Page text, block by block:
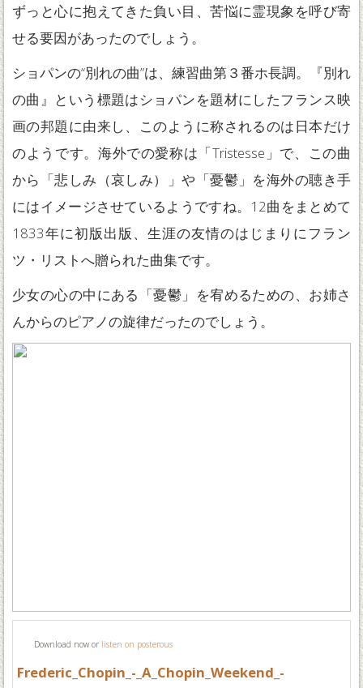
ずっと心に抱えてきた負い目、苦悩に霊現象を呼び寄
せる要因があったのでしょう。
ショパンの“別れの曲”は、練習曲第３番ホ長調。『別れ
の曲』という標題はショパンを題材にしたフランス映
画の邦題に由来し、このように称されるのは日本だけ
のようです。海外での愛称は「Tristesse」で、この曲
から「悲しみ（哀しみ）」や「憂鬱」を海外の聴き手
にはイメージさせているようですね。12曲をまとめて
1833年に初版出版、生涯の友情のはじまりにフラン
ツ・リストへ贈られた曲集です。
少女の心の中にある「憂鬱」を宥めるための、お姉さ
んからのピアノの旋律だったのでしょう。
Download now or listen on posterous
Frederic_Chopin_-_A_Chopin_Weekend_-